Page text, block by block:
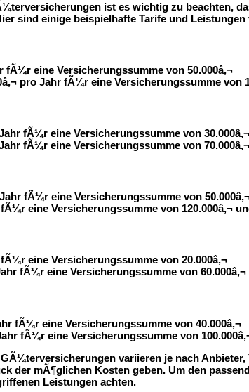
ist es wichtig zu beachten,
sind einige beispielhafte Tarife und
fÃ¼r eine Versicherungssumme von 50.000â‚¬
pro Jahr fÃ¼r eine Versicherungssumme von
fÃ¼r eine Versicherungssumme von 30.000â‚¬
fÃ¼r eine Versicherungssumme von
fÃ¼r eine Versicherungssumme von
eine Versicherungssumme von 120.000â‚¬
eine Versicherungssumme von 20.000â‚¬
fÃ¼r eine Versicherungssumme von
fÃ¼r eine Versicherungssumme von 40.000â‚¬
fÃ¼r eine Versicherungssumme von
variieren je nach
der mÃ¶glichen Kosten geben. Um den
Leistungen achten.